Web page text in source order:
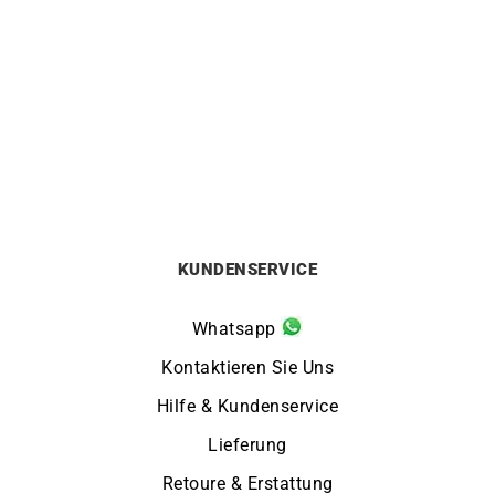
KUNDENSERVICE
Whatsapp
Kontaktieren Sie Uns
Hilfe & Kundenservice
Lieferung
Retoure & Erstattung